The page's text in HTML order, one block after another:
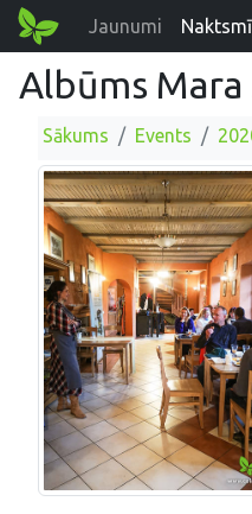
Jaunumi
Albūms
Sākums Events